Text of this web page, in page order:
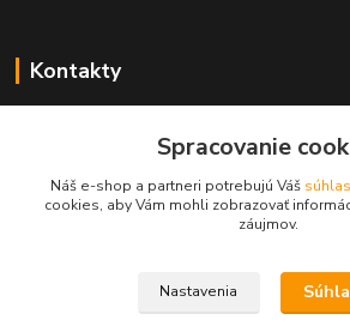
Kontakty
+421 908 775 701
info@kantorstav.sk
Spracovanie
Náš e-shop a partneri potrebujú Váš súhlas
cookies, aby Vám mohli zobrazovať
záujmov.
Nastavenia